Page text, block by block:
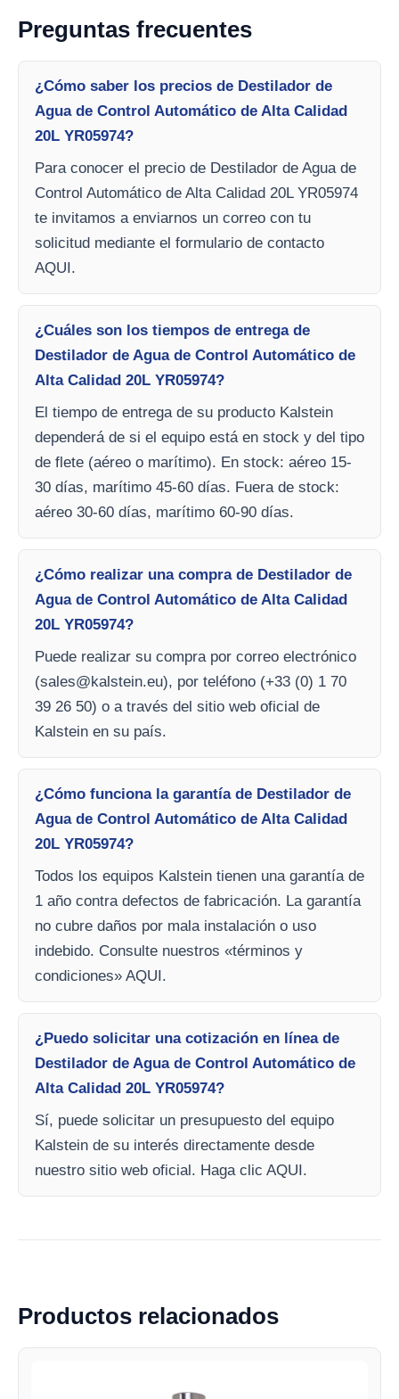
Preguntas frecuentes
¿Cómo saber los precios de Destilador de
Agua de Control Automático de Alta Calidad
20L YR05974?
Para conocer el precio de Destilador de Agua de
Control Automático de Alta Calidad 20L YR05974
te invitamos a enviarnos un correo con tu
solicitud mediante el formulario de contacto
AQUI.
¿Cuáles son los tiempos de entrega de
Destilador de Agua de Control Automático de
Alta Calidad 20L YR05974?
El tiempo de entrega de su producto Kalstein
dependerá de si el equipo está en stock y del tipo
de flete (aéreo o marítimo). En stock: aéreo 15-
30 días, marítimo 45-60 días. Fuera de stock:
aéreo 30-60 días, marítimo 60-90 días.
¿Cómo realizar una compra de Destilador de
Agua de Control Automático de Alta Calidad
20L YR05974?
Puede realizar su compra por correo electrónico
(sales@kalstein.eu), por teléfono (+33 (0) 1 70
39 26 50) o a través del sitio web oficial de
Kalstein en su país.
¿Cómo funciona la garantía de Destilador de
Agua de Control Automático de Alta Calidad
20L YR05974?
Todos los equipos Kalstein tienen una garantía de
1 año contra defectos de fabricación. La garantía
no cubre daños por mala instalación o uso
indebido. Consulte nuestros «términos y
condiciones» AQUI.
¿Puedo solicitar una cotización en línea de
Destilador de Agua de Control Automático de
Alta Calidad 20L YR05974?
Sí, puede solicitar un presupuesto del equipo
Kalstein de su interés directamente desde
nuestro sitio web oficial. Haga clic AQUI.
Productos relacionados